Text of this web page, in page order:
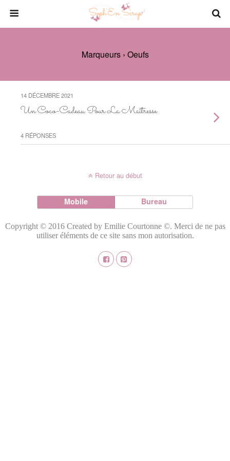
Marqueurs › Oeufs
14 DÉCEMBRE 2021
Un Coco-Cadeau Pour La Maîtresse
4 RÉPONSES
Retour au début
Mobile Bureau
Copyright © 2016 Created by Emilie Courtonne ©. Merci de ne pas
utiliser éléments de ce site sans mon autorisation.